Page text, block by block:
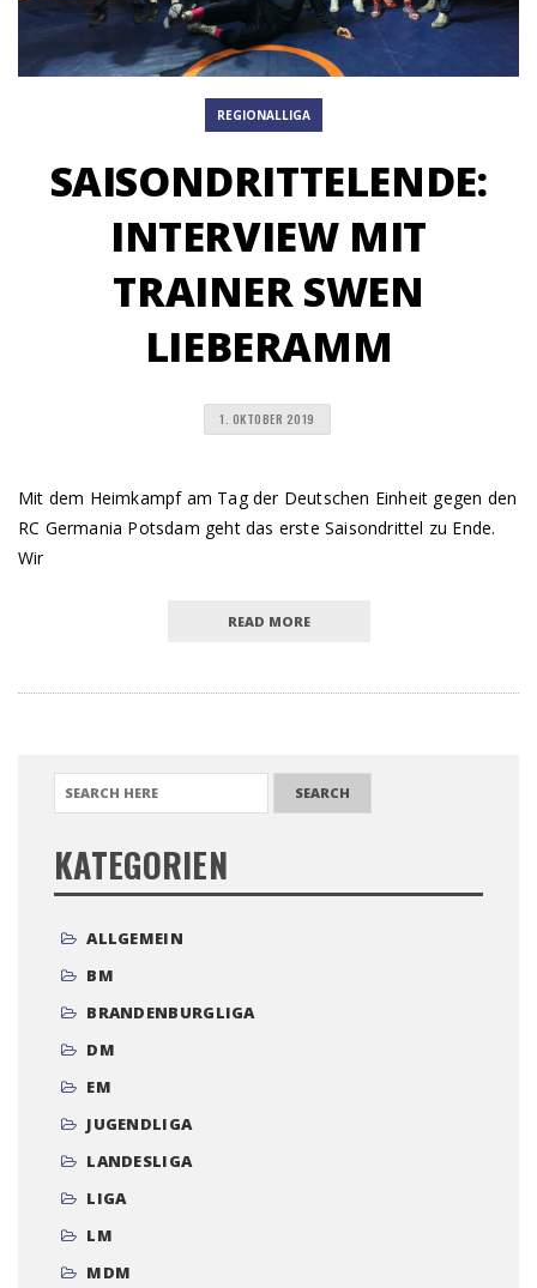
REGIONALLIGA
SAISONDRITTELENDE:
INTERVIEW MIT
TRAINER SWEN
LIEBERAMM
1. OKTOBER 2019
Mit dem Heimkampf am Tag der Deutschen Einheit gegen den
RC Germania Potsdam geht das erste Saisondrittel zu Ende.
Wir
READ MORE
KATEGORIEN
ALLGEMEIN
BM
BRANDENBURGLIGA
DM
EM
JUGENDLIGA
LANDESLIGA
LIGA
LM
MDM